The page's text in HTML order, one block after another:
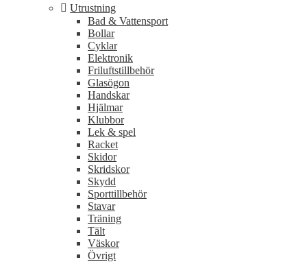
Utrustning
Bad & Vattensport
Bollar
Cyklar
Elektronik
Friluftstillbehör
Glasögon
Handskar
Hjälmar
Klubbor
Lek & spel
Racket
Skidor
Skridskor
Skydd
Sporttillbehör
Stavar
Träning
Tält
Väskor
Övrigt